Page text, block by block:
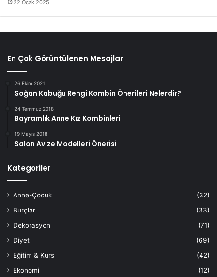
22 Ocak 2025
En Çok Görüntülenen Mesajlar
26 Ekim 2021
Soğan Kabuğu Rengi Kombin Önerileri Nelerdir?
24 Temmuz 2018
Bayramlık Anne Kız Kombinleri
19 Mayıs 2018
Salon Avize Modelleri Önerisi
Kategoriler
Anne-Çocuk
(32)
Burçlar
(33)
Dekorasyon
(71)
Diyet
(69)
Eğitim & Kurs
(42)
Ekonomi
(12)